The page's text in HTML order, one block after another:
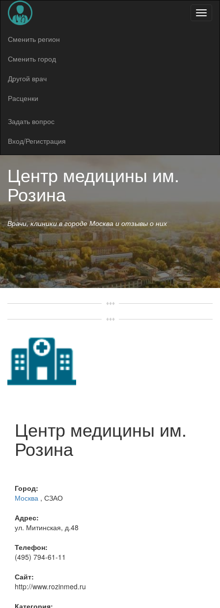
Меню
Сменить регион
Сменить город
Другой врач
Расценки
Задать вопрос
Вход/Регистрация
Центр медицины им.
Розина
Врачи, клиники в городе Москва и отзывы о них
Центр медицины им.
Розина
Город:
Москва , СЗАО
Адрес:
ул. Митинская, д.48
Телефон:
(495) 794-61-11
Сайт:
http://www.rozinmed.ru
Категория: